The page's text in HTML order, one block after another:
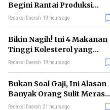
Begini Rantai Produksi
Sawit di Indonesia
Redaksi Daerah 19 hours ago
Bikin Nagih! Ini 4 Makanan
Tinggi Kolesterol yang
Sebaiknya Dikurangi
Redaksi Daerah 19 hours ago
Bukan Soal Gaji, Ini Alasan
Banyak Orang Sulit Merasa
Cukup
Redaksi Daerah 21 hours ago